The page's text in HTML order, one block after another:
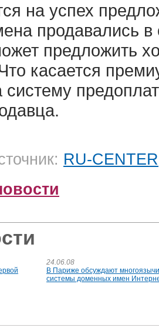
на успех
продавались
предложить
касается
систему
RU-CENTER
24.06.08
В Париже обсуждают
системы доменных имен